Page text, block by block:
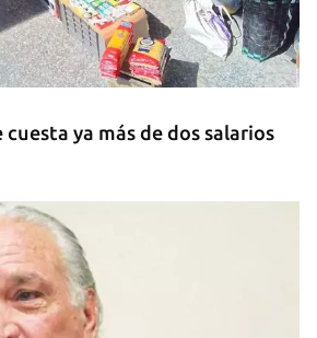
y 44 heridos en ataques
sobre la región de Kiev
ya más de dos salarios